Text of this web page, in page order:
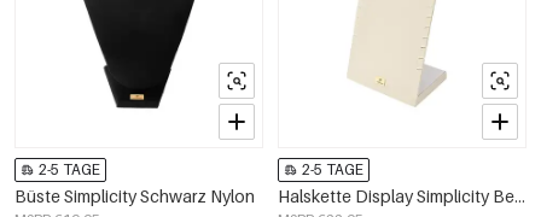
2-5 TAGE
Büste Simplicity Schwarz Nylon
2-5 TAGE
Halskette Display Simplicity Beige Nylon